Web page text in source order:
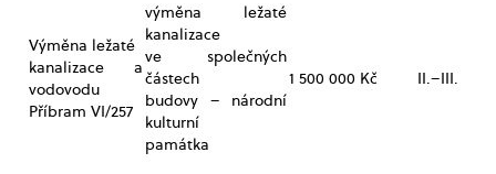
Výměna ležaté
kanalizace a
vodovodu
Příbram VI/257
výměna ležaté
kanalizace
ve společných
částech
budovy – národní
kulturní
památka
1 500 000 Kč II.–III.